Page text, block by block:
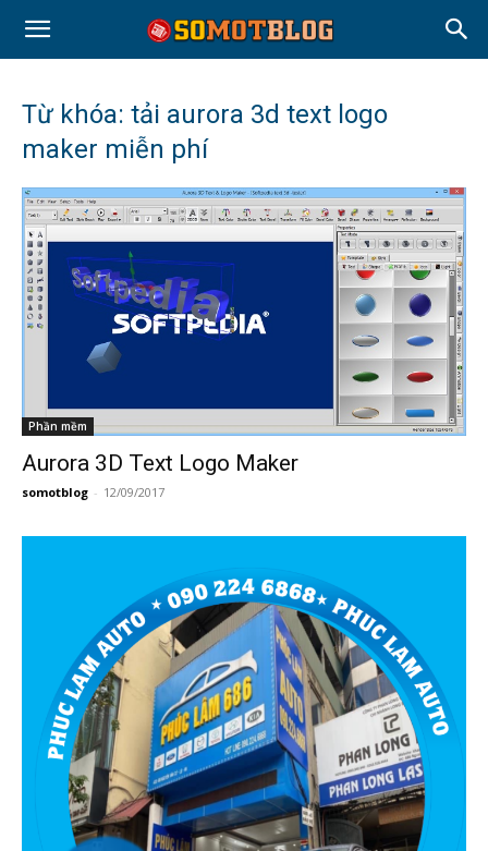
Từ khóa: tải aurora 3d text logo
maker miễn phí
Phần mềm
Aurora 3D Text Logo Maker
somotblog - 12/09/2017